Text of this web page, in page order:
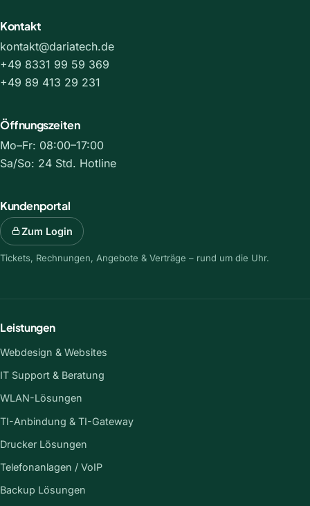
Kontakt
kontakt@dariatech.de
+49 8331 99 59 369
+49 89 413 29 231
Öffnungszeiten
Mo–Fr: 08:00–17:00
Sa/So: 24 Std. Hotline
Kundenportal
Zum Login
Tickets, Rechnungen, Angebote & Verträge – rund um die Uhr.
Leistungen
Webdesign & Websites
IT Support & Beratung
WLAN-Lösungen
TI-Anbindung & TI-Gateway
Drucker Lösungen
Telefonanlagen / VoIP
Backup Lösungen